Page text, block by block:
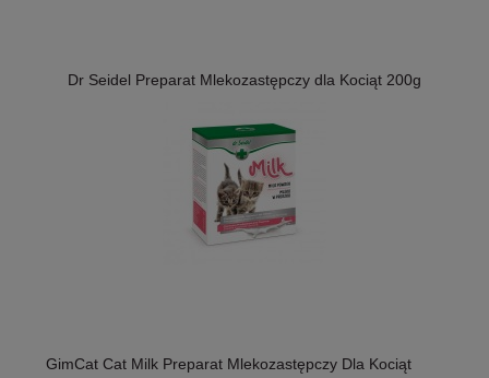
Dr Seidel Preparat Mlekozastępczy dla Kociąt 200g
GimCat Cat Milk Preparat Mlekozastępczy Dla Kociąt